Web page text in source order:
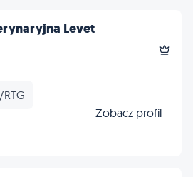
Levet
RTG
Zobacz profil